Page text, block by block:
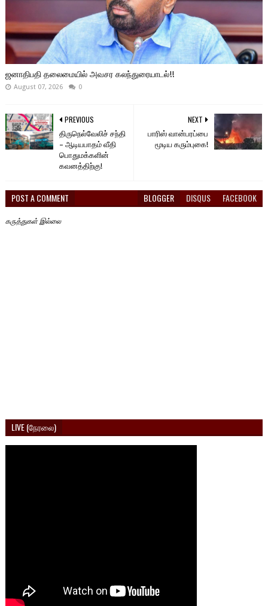
ஜனாதிபதி தலைமையில் அவசர கலந்துரையாடல்!!
August 07, 2026 0
NEXT
பாரிஸ் வான்பரப்பை
மூடிய கரும்புகை!
PREVIOUS
திருநெல்வேலிச் சந்தி
– ஆடியபாதம் வீதி
பொதுமக்களின்
கவனத்திற்கு!
POST A COMMENT BLOGGER DISQUS FACEBOOK
கருத்துகள் இல்லை
LIVE (நேரலை)